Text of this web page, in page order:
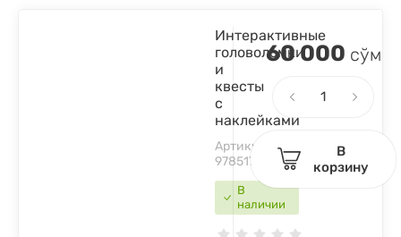
В
наличии
Интерактивные
головоломки
и
квесты
с
наклейками
Артикул:
9785171453671
60 000 сўм
В
корзину